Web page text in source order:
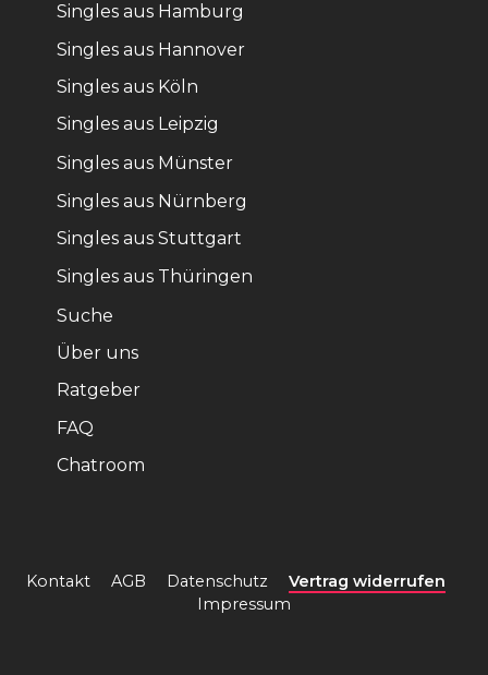
Singles aus Hamburg
Singles aus Hannover
Singles aus Köln
Singles aus Leipzig
Singles aus Münster
Singles aus Nürnberg
Singles aus Stuttgart
Singles aus Thüringen
Suche
Über uns
Ratgeber
FAQ
Chatroom
Kontakt AGB Datenschutz
Vertrag widerrufen
Impressum